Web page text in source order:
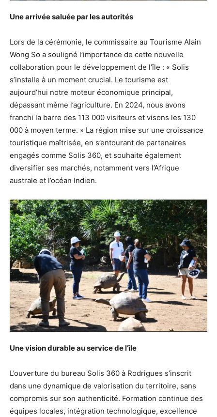
Une arrivée saluée par les autorités
Lors de la cérémonie, le commissaire au Tourisme Alain
Wong So a souligné l’importance de cette nouvelle
collaboration pour le développement de l’île : « Solis
s’installe à un moment crucial. Le tourisme est
aujourd’hui notre moteur économique principal,
dépassant même l’agriculture. En 2024, nous avons
franchi la barre des 113 000 visiteurs et visons les 130
000 à moyen terme. » La région mise sur une croissance
touristique maîtrisée, en s’entourant de partenaires
engagés comme Solis 360, et souhaite également
diversifier ses marchés, notamment vers l’Afrique
australe et l’océan Indien.
Une vision durable au service de l’île
L’ouverture du bureau Solis 360 à Rodrigues s’inscrit
dans une dynamique de valorisation du territoire, sans
compromis sur son authenticité. Formation continue des
équipes locales, intégration technologique, excellence